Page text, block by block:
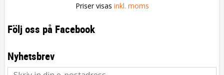
Priser visas inkl. moms
Följ oss på Facebook
Nyhetsbrev